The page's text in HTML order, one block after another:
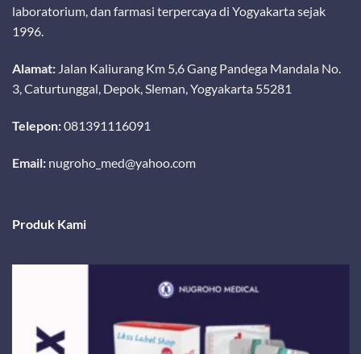
laboratorium, dan farmasi terpercaya di Yogyakarta sejak
1996.
Alamat: Jalan Kaliurang Km 5,6 Gang Pandega Mandala No.
3, Caturtunggal, Depok, Sleman, Yogyakarta 55281
Telepon:081391116091
Email: nugroho_med@yahoo.com
Produk Kami